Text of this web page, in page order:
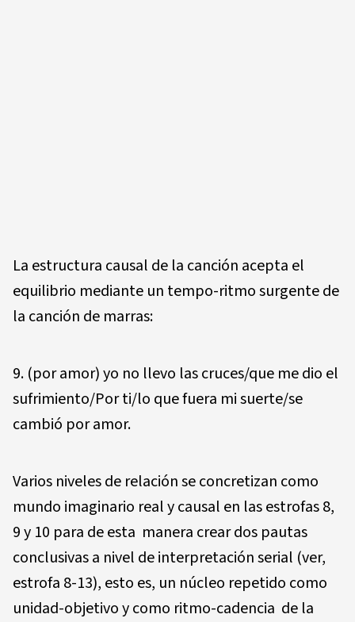
La estructura causal de la canción acepta el
equilibrio mediante un tempo-ritmo surgente de
la canción de marras:
(por amor) yo no llevo las cruces/que me dio el
sufrimiento/Por ti/lo que fuera mi suerte/se
cambió por amor.
Varios niveles de relación se concretizan como
mundo imaginario real y causal en las estrofas 8,
9 y 10 para de esta manera crear dos pautas
conclusivas a nivel de interpretación serial (ver,
estrofa 8-13), esto es, un núcleo repetido como
unidad-objetivo y como ritmo-cadencia de la